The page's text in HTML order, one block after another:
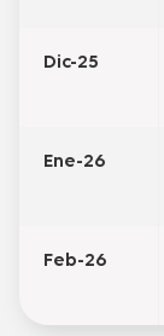
Dic-25
Ene-26
Feb-26